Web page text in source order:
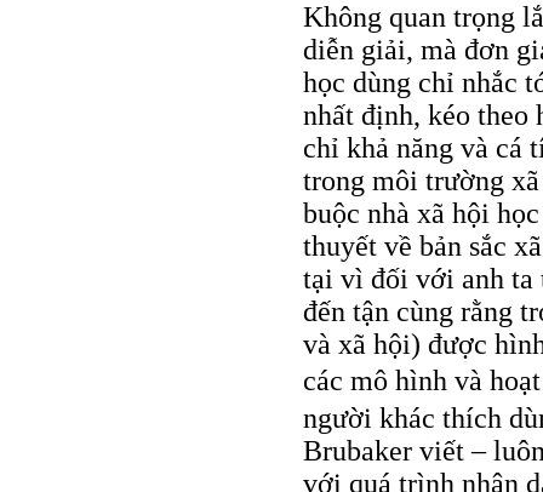
Không quan trọng
diễn giải, mà đơn
học dùng chỉ nhắc
nhất định, kéo theo
chỉ khả năng và cá
trong môi trường
buộc nhà xã hội
thuyết về bản sắc
tại vì đối với anh ta
đến tận cùng rằng
và xã hội) được
các mô hình và
người khác thích
Brubaker viết –
với quá trình nhận